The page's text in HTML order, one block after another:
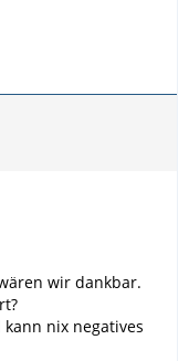
wir dankbar.
nix negatives